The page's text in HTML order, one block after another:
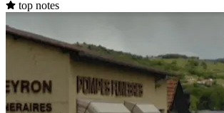
top notes